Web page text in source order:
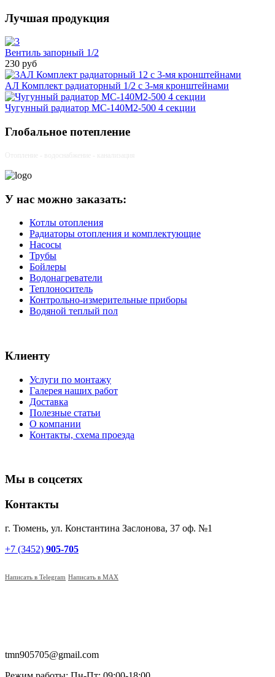
Лучшая продукция
Вентиль запорный 1/2
230 руб
АЛ Комплект радиаторный 1/2 с 3-мя кронштейнами
Чугунный радиатор МС-140М2-500 4 секции
Глобальное потепление
У нас можно заказать:
Котлы отопления
Радиаторы отопления и комплектующие
Насосы
Трубы
Бойлеры
Водонагреватели
Теплоноситель
Контрольно-измерительные приборы
Водяной теплый пол
Клиенту
Услуги по монтажу
Галерея наших работ
Доставка
Полезные статьи
О компании
Контакты, схема проезда
Мы в соцсетях
Контакты
г. Тюмень, ул. Константина Заслонова, 37 оф. №1
+7 (3452) 905-705
Написать в Telegram Написать в MAX
tmn905705@gmail.com